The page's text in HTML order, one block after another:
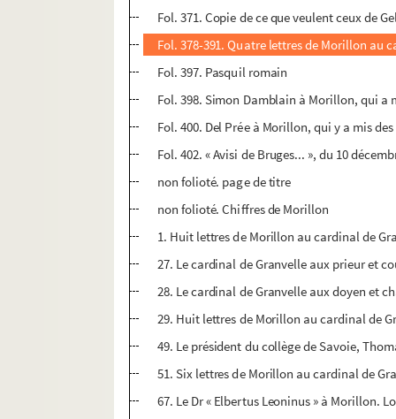
Fol. 371. Copie de ce que veulent ceux de
Fol. 378-391. Quatre lettres de Morillon au
Fol. 397. Pasquil romain
Fol. 398. Simon Damblain à Morillon, qui a
Fol. 400. Del Prée à Morillon, qui y a mis
Fol. 402. « Avisi de Bruges... », du 10
non folioté. page de titre
non folioté. Chiffres de Morillon
1. Huit lettres de Morillon au cardinal de
27. Le cardinal de Granvelle aux prieur et
28. Le cardinal de Granvelle aux doyen et
29. Huit lettres de Morillon au cardinal de
49. Le président du collège de Savoie,
51. Six lettres de Morillon au cardinal de
67. Le Dr « Elbertus Leoninus » à Morillon.